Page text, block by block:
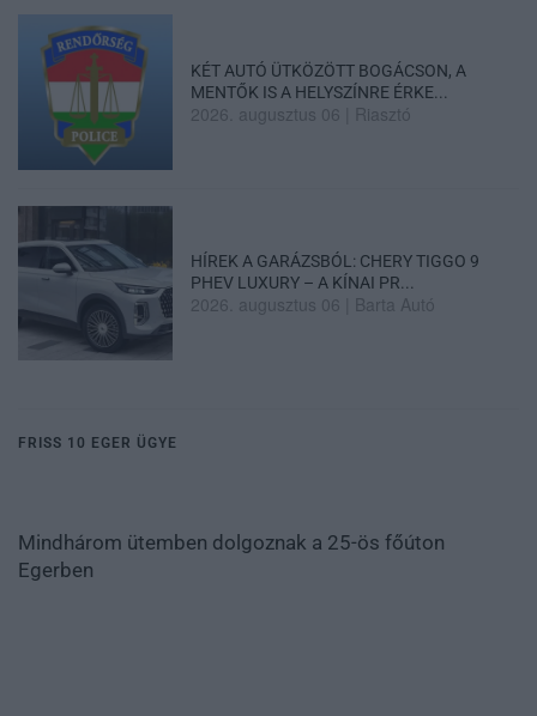
KÉT AUTÓ ÜTKÖZÖTT BOGÁCSON, A
MENTŐK IS A HELYSZÍNRE ÉRKE...
2026. augusztus 06 Riasztó
HÍREK A GARÁZSBÓL: CHERY TIGGO 9
PHEV LUXURY – A KÍNAI PR...
2026. augusztus 06 Barta Autó
FRISS 10 EGER ÜGYE
Mindhárom ütemben dolgoznak a 25-ös főúton
Egerben